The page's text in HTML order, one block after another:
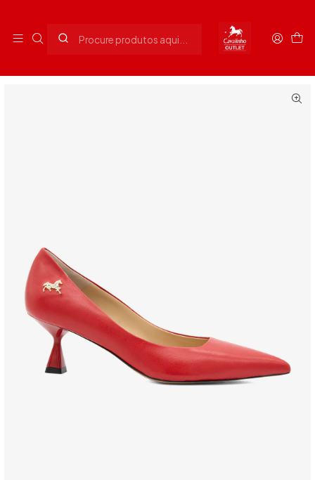
Início Senhora Calçado Senhora Sapato Baixo Be Loved